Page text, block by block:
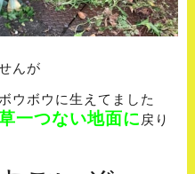
んが
ウボウに生えてました
一つない地面に 戻り